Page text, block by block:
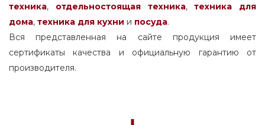
техника, отдельностоящаятехника,
техника для
дома, техника для кухни и посуда.
Вся представленная на сайте продукция имеет
сертификаты качества и официальную гарантию от
производителя.